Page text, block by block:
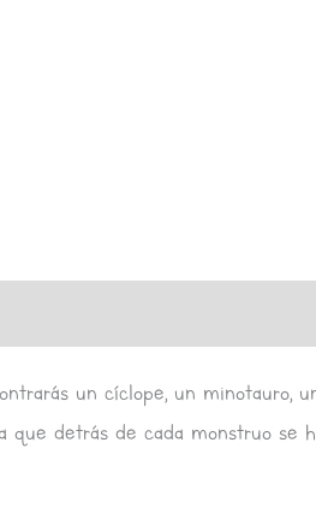
un cíclope, un minotauro,
detrás de cada monstruo se